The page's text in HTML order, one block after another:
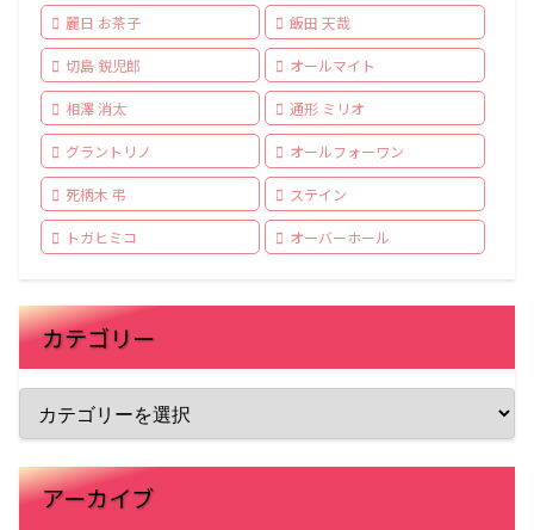
麗日 お茶子 飯田 天哉
切島 鋭児郎 オールマイト
相澤 消太 通形 ミリオ
グラントリノ オールフォーワン
死柄木 弔 ステイン
トガヒミコ オーバーホール
カテゴリー
アーカイブ